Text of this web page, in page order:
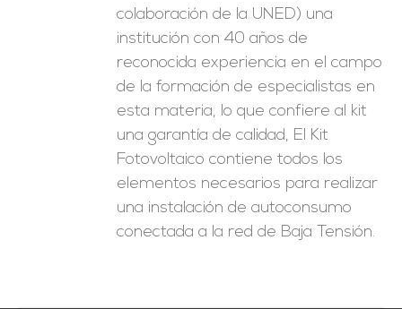
colaboración de la UNED) una
institución con 40 años de
reconocida experiencia en el campo
de la formación de especialistas en
esta materia, lo que confiere al kit
una garantía de calidad, El Kit
Fotovoltaico contiene todos los
elementos necesarios para realizar
una instalación de autoconsumo
conectada a la red de Baja Tensión.